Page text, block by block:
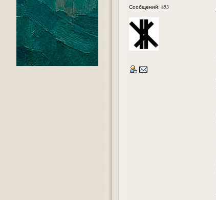
Сообщений: 853